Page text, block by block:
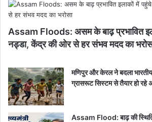
Assam Floods: असम के बाढ़ प्रभावित
नड्डा, केंद्र की ओर से हर संभव मदद का
मणिपुर और केरल ने बदला
ग्रासरूट सिस्टम से तैयार हो रहे
Assam Flood: बाढ़ की